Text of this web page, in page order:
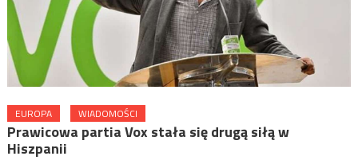
EUROPA WIADOMOŚCI
Prawicowa partia Vox stała się drugą siłą w
Hiszpanii